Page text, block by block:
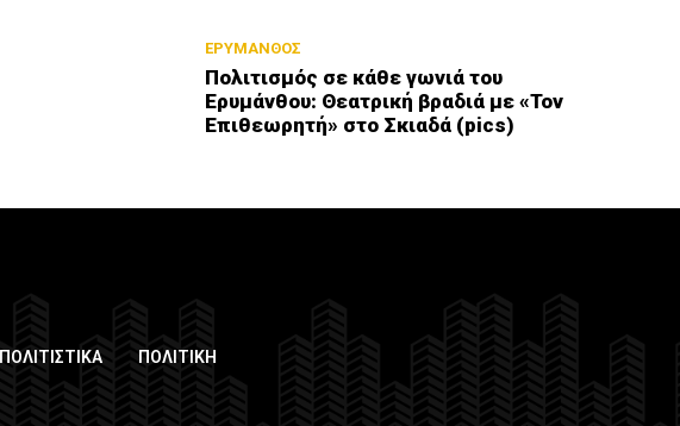
ΕΡΥΜΑΝΘΟΣ
Πολιτισμός σε κάθε γωνιά του
Ερυμάνθου: Θεατρική βραδιά με «Τον
Επιθεωρητή» στο Σκιαδά (pics)
ΠΟΛΙΤΙΣΤΙΚΑ ΠΟΛΙΤΙΚΗ